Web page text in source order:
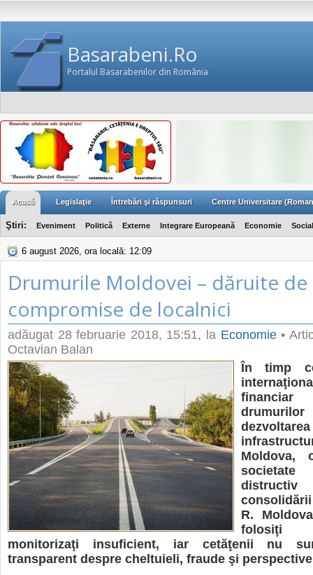
Basarabeni.Ro
Portalul Basarabenilor din România
Acasă Legislaţie Întrebări şi răspunsuri Centre Universitare
Ştiri: Eveniment Politică Externe Integrare Europeană Economie Social
6 august 2026, ora locală: 12:09
Drumurile Moldovei – dăruite
compromise de localnici
adăugat 28 februarie 2018, 15:51, la Economie•
Octavian Balan
În timp
financiar
dezvoltarea
Moldova,
societate
R.
folosiţi
monitorizaţi insuficient, iar cetăţenii nu
transparent despre cheltuieli, fraude şi